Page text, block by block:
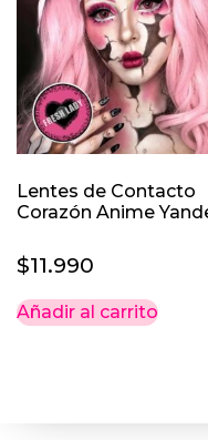
Lentes de Contacto
Corazón Anime
$11.990
Añadir al carrito